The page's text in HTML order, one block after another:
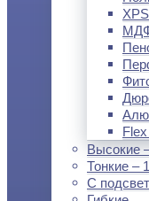
Высокие
Тонкие –
С